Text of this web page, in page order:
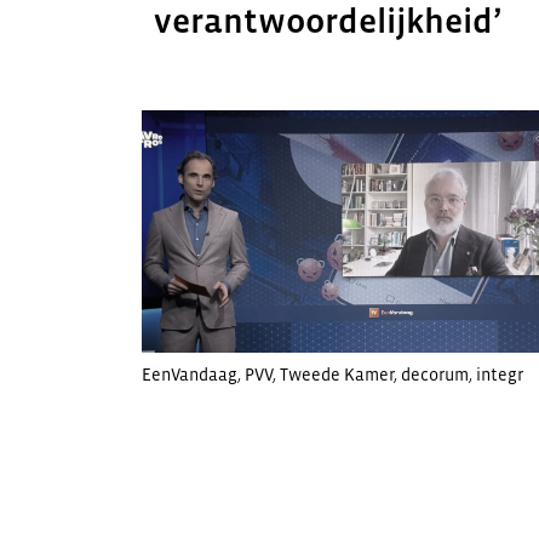
verantwoordelijkheid’
EenVandaag, PVV,Tweede Kamer, decorum, integr